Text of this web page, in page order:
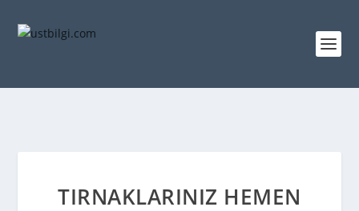
TIRNAKLARINIZ HEMEN